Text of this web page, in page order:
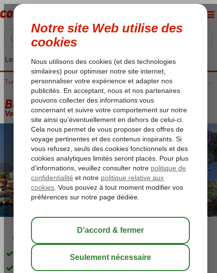
Les garanties de vacances
Côte Égéenne Blue Cruises Blue Cruises Marmaris Blue Cruise & Tropical Beach
Blue Cruise & Tropical Beach
Voir description (option 2)
01:30 sauver
Superbe croisière le long de la côte égéenne
Combinaison idéale croisière et hôtel